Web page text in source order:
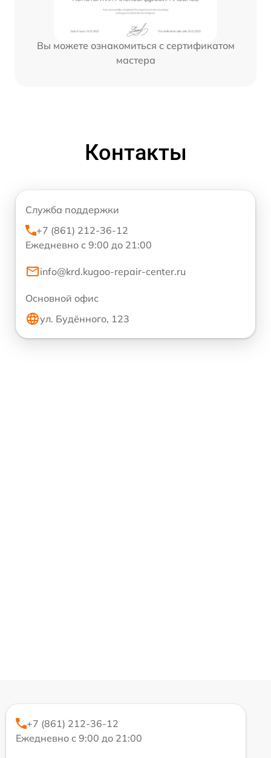
Вы можете ознакомиться с сертификатом
мастера
Контакты
Служба поддержки
+7 (861) 212-36-12
Ежедневно с 9:00 до 21:00
info@krd.kugoo-repair-center.ru
Основной офис
ул. Будённого, 123
+7 (861) 212-36-12
Ежедневно с 9:00 до 21:00